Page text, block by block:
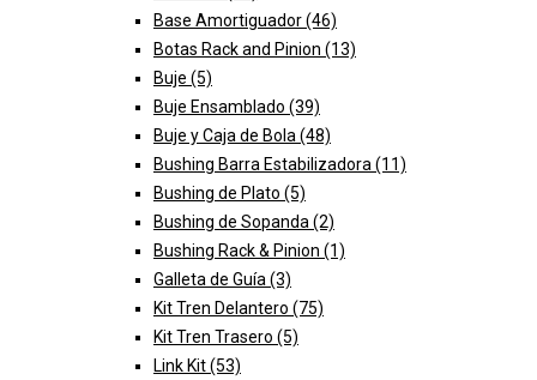
Base Amortiguador(46)
Botas Rack and Pinion (13)
Buje (5)
Buje Ensamblado (39)
Buje y Caja de Bola (48)
Bushing Barra Estabilizadora (11)
Bushing de Plato (5)
Bushing de Sopanda (2)
Bushing Rack & Pinion (1)
Galleta de Guía (3)
Kit Tren Delantero (75)
Kit Tren Trasero (5)
Link Kit(53)